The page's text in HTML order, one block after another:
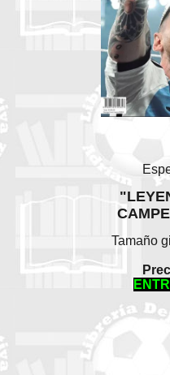
Tamaño